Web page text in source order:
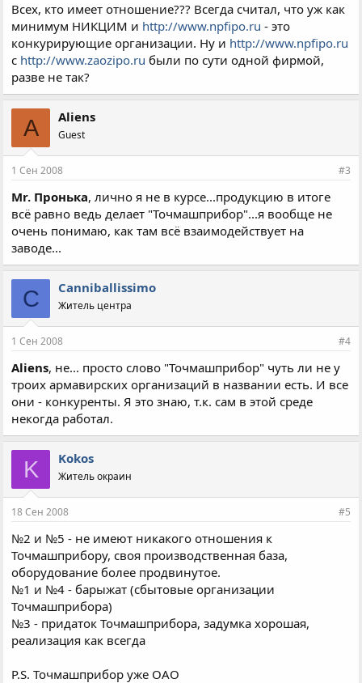
Всех, кто имеет отношение??? Всегда считал, что уж как
минимум НИКЦИМ и http://www.npfipo.ru - это
конкурирующие организации. Ну и http://www.npfipo.ru
с http://www.zaozipo.ru были по сути одной фирмой,
разве не так?
A Aliens
Guest
1 Сен 2008 #3
Mr. Пронька, лично я не в курсе...продукцию в итоге
всё равно ведь делает "Точмашприбор"...я вообще не
очень понимаю, как там всё взаимодействует на
заводе...
C Canniballissimo
Житель центра
1 Сен 2008 #4
Aliens, не... просто слово "Точмашприбор" чуть ли не у
троих армавирских организаций в названии есть. И все
они - конкуренты. Я это знаю, т.к. сам в этой среде
некогда работал.
K Kokos
Житель окраин
18 Сен 2008 #5
№2 и №5 - не имеют никакого отношения к
Точмашприбору, своя производственная база,
оборудование более продвинутое.
№1 и №4 - барыжат (сбытовые организации
Точмашприбора)
№3 - придаток Точмашприбора, задумка хорошая,
реализация как всегда
P.S. Точмашприбор уже ОАО